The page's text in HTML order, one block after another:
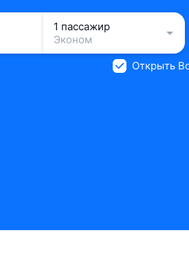
1 пассажир
Эконом
Открыть